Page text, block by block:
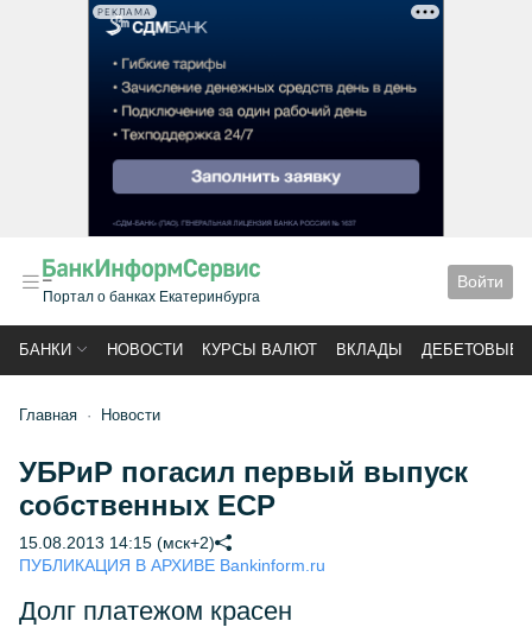
РЕКЛАМА
Портал о банках Екатеринбурга
Войти
БАНКИ НОВОСТИ КУРСЫ ВАЛЮТ ВКЛАДЫ ДЕБЕТОВЫЕ
Главная Новости
УБРиР погасил первый выпуск
собственных ECP
15.08.2013 14:15 (мск+2)
ПУБЛИКАЦИЯ В АРХИВЕ Bankinform.ru
Долг платежом красен